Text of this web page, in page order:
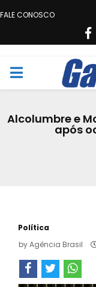
FALE CONOSCO
M
Alcolumbre e
após
Política
byAgência Brasil